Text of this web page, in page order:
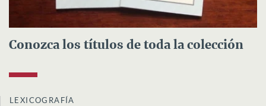
Conozca los títulos de toda la colección
LEXICOGRAFÍA